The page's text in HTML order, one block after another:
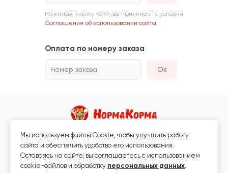
Нажимая кнопку «ОК», вы принимаете условия
Соглашения об использовании сайта
Оплата по номеру заказа
Номер заказа Ок
Магазин кормов для животных и ветаптека
Любая информация, размещённая на сайте, не является публичной
офертой.
Мы используем файлы Сookie, чтобы улучшить работу
сайта и обеспечить удобство его использования.
Оставаясь на сайте, вы соглашаетесь с использованием
cookie-файлов и обработку персональных данных.